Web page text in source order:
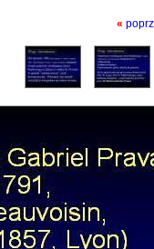
«